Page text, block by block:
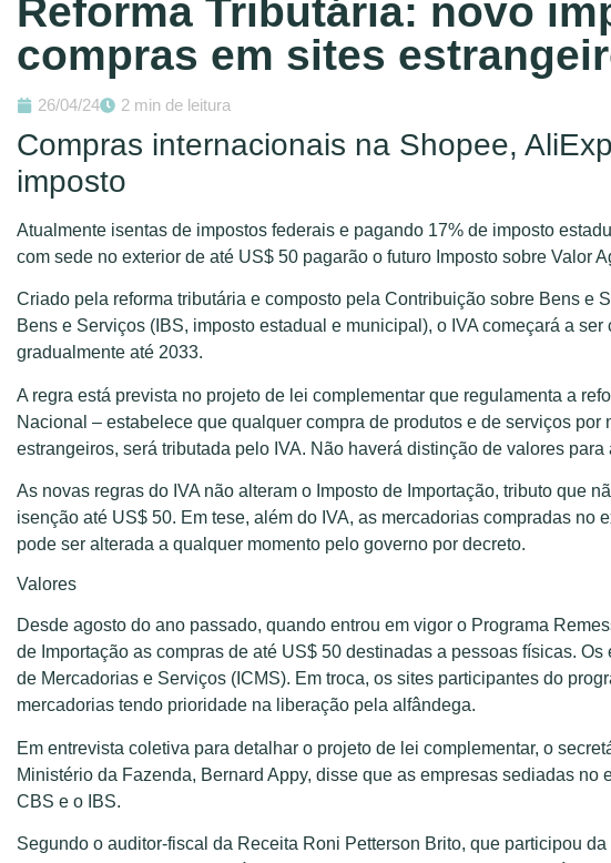
Reforma Tributária: novo
compras em sites
26/04/24 2 min de leitura
Compras internacionais na Shopee,
imposto
Atualmente isentas de impostos federais e pagando 17% de imposto
com sede no exterior de até US$ 50 pagarão o futuro Imposto sobre Valor
Criado pela reforma tributária e composto pela Contribuição sobre Bens e
Bens e Serviços (IBS, imposto estadual e municipal), o IVA começará a
gradualmente até 2033.
A regra está prevista no projeto de lei complementar que regulamenta a
Nacional – estabelece que qualquer compra de produtos e de serviços
estrangeiros, será tributada pelo IVA. Não haverá distinção de valores para
As novas regras do IVA não alteram o Imposto de Importação, tributo que
isenção até US$ 50. Em tese, além do IVA, as mercadorias compradas no
pode ser alterada a qualquer momento pelo governo por decreto.
Valores
Desde agosto do ano passado, quando entrou em vigor o Programa
de Importação as compras de até US$ 50 destinadas a pessoas físicas.
de Mercadorias e Serviços (ICMS). Em troca, os sites participantes do
mercadorias tendo prioridade na liberação pela alfândega.
Em entrevista coletiva para detalhar o projeto de lei complementar, o
Ministério da Fazenda, Bernard Appy, disse que as empresas sediadas no
CBS e o IBS.
Segundo o auditor-fiscal da Receita Roni Petterson Brito, que participou